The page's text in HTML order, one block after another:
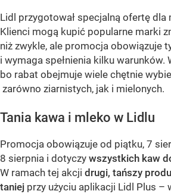
Lidl przygotował specjalną ofertę dla
Klienci mogą kupić popularne marki
niż zwykle, ale promocja obowiązuje
i wymaga spełnienia kilku warunków.
bo rabat obejmuje wiele chętnie
zarówno ziarnistych, jak i mielonych.
Tania kawa i mleko w Lidlu
Promocja obowiązuje od piątku, 7
8 sierpnia i dotyczy wszystkich kaw
W ramach tej akcji drugi, tańszy
taniej przy użyciu aplikacji Lidl Plus –